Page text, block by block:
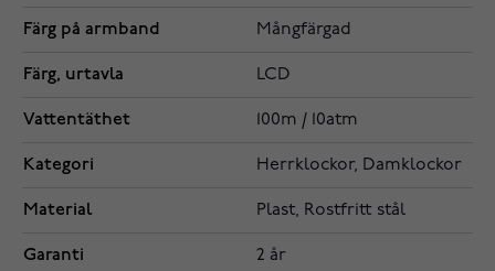
Färg på armband Mångfärgad
Färg, urtavla LCD
Vattentäthet 100m / 10atm
Kategori Herrklockor, Damklockor
Material Plast, Rostfritt stål
Garanti 2 år